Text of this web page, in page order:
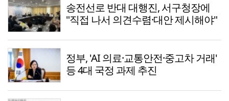
송전선로 반대 대행진, 서구청장에
"직접 나서 의견수렴·대안 제시해야"
정부, 'AI 의료·교통안전·중고차 거래'
등 4대 국정 과제 추진